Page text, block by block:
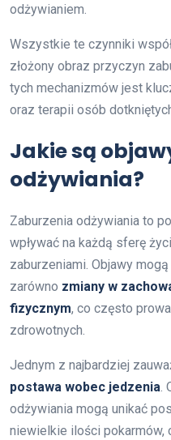
odżywianiem.
Wszystkie te czynniki
złożony obraz przyczyn
tych mechanizmów jest
oraz terapii osób
Jakie są
odżywiania?
Zaburzenia odżywiania to
wpływać na każdą sferę
zaburzeniami. Objawy
zarówno zmiany w
fizycznym, co często
zdrowotnych.
Jednym z najbardziej
postawa wobec jedzenia.
odżywiania mogą unikać
niewielkie ilości pokarmów,